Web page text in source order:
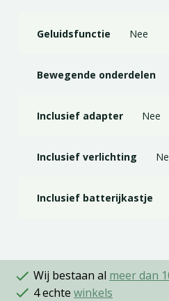
Geluidsfunctie Nee
Bewegende onderdelen
Inclusief adapter Nee
Inclusief verlichting
Inclusief batterijkastje
Wij bestaan al meer dan
4 echte winkels